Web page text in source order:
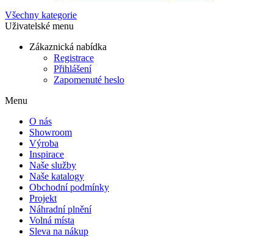
Všechny kategorie
Uživatelské menu
Zákaznická nabídka
Registrace
Přihlášení
Zapomenuté heslo
Menu
O nás
Showroom
Výroba
Inspirace
Naše služby
Naše katalogy
Obchodní podmínky
Projekt
Náhradní plnění
Volná místa
Sleva na nákup